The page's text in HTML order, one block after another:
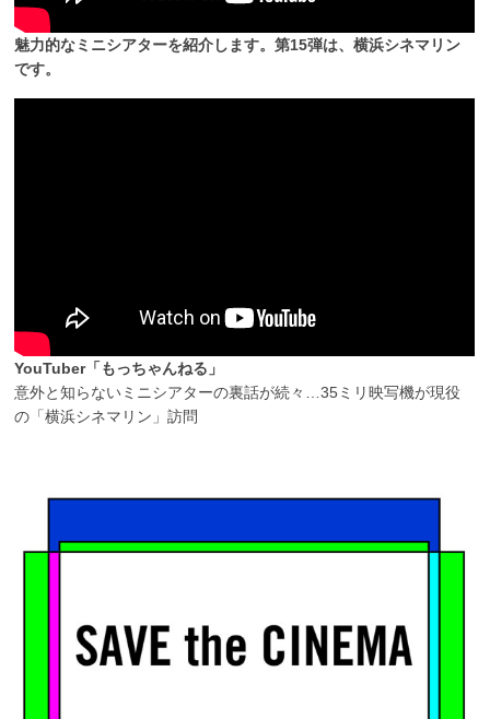
魅力的なミニシアターを紹介します。第15弾は、横浜シネマリン
です。
YouTuber「もっちゃんねる」
意外と知らないミニシアターの裏話が続々…35ミリ映写機が現役
の「横浜シネマリン」訪問